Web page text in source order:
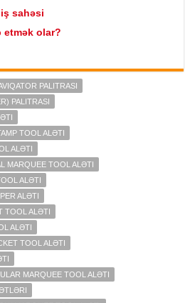
sahəsi
etmək olar?
PALITRASI
PALITRASI
TOOL ALƏTI
ALƏTI
MARQUEE TOOL ALƏTI
ALƏTI
ALƏTI
TOOL ALƏTI
ALƏTI
TOOL ALƏTI
MARQUEE TOOL ALƏTI